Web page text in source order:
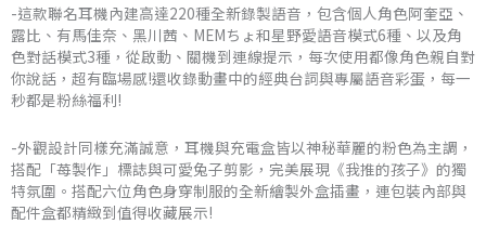
NT$6,394
到
-這款聯名耳機內建高達220種全新錄製語音，包含個人角色阿奎亞、
露比、有馬佳奈、黑川茜、MEMちょ和星野愛語音模式6種、以及角
色對話模式3種，從啟動、關機到連線提示，每次使用都像角色親自對
你說話，超有臨場感!還收錄動畫中的經典台詞與專屬語音彩蛋，每一
秒都是粉絲福利!
-外觀設計同樣充滿誠意，耳機與充電盒皆以神秘華麗的粉色為主調，
搭配「苺製作」標誌與可愛兔子剪影，完美展現《我推的孩子》的獨
特氛圍。搭配六位角色身穿制服的全新繪製外盒插畫，連包裝內部與
配件盒都精緻到值得收藏展示!